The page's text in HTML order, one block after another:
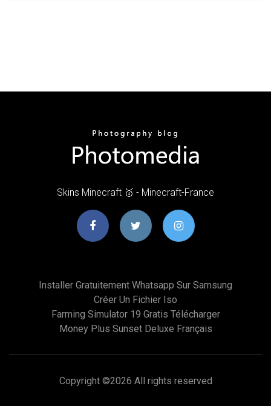
Skins Minecraft 🥇 - Minecraft-France
Installer Gratuitement Whatsapp Sur Samsung
Créer Un Fichier Iso
Farming Simulator 19 Gratis Télécharger
Money Plus Sunset Deluxe Français
Copyright ©2026 All rights reserved